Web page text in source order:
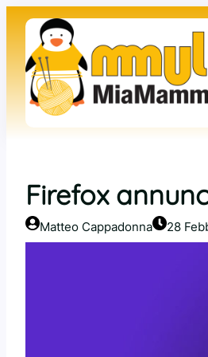
contenuto
Firefox
Matteo Cappadonna 28